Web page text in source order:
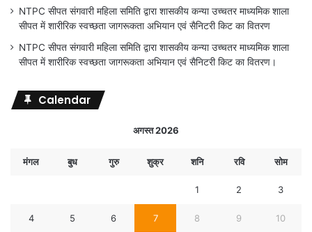
NTPC सीपत संगवारी महिला समिति द्वारा शासकीय कन्या उच्चतर माध्यमिक शाला
सीपत में शारीरिक स्वच्छता जागरूकता अभियान एवं सैनिटरी किट का वितरण
NTPC सीपत संगवारी महिला समिति द्वारा शासकीय कन्या उच्चतर माध्यमिक शाला
सीपत में शारीरिक स्वच्छता जागरूकता अभियान एवं सैनिटरी किट का वितरण।
Calendar
अगस्त 2026
मंगल बुध गुरु शुक्र शनि रवि सोम
1 2 3
4 5 6 7 8 9 10